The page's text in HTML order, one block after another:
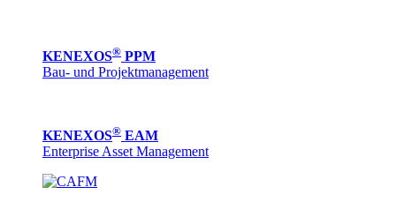
KENEXOS® PPM
Bau- und Projektmanagement
KENEXOS® EAM
Enterprise Asset Management